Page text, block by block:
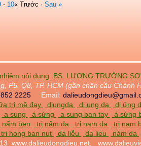
- 10« Trước · Sau »
nội dung: BS. LƯƠNG TRƯỜNG
P5. Q8, TP. HCM (gần chân cầu Chánh
2225Email:
trị mề đay diungda di ung da dị ứng
a sung á sừng a sung ban tay á sừng
nấm bẹn trị nấm da tri nam da trị nam
tri hong ban nut da liễu da lieu nám da
www.dalieudongdieu.net,